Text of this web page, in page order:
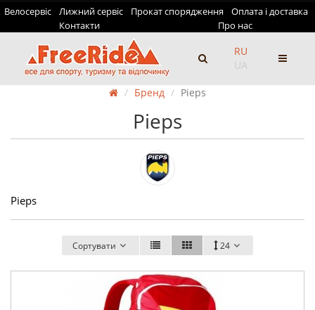
Велосервіс Лижний сервіс Прокат спорядження
Оплата і доставка
Контакти
Про нас
RU
UA
Бренд Pieps
Pieps
Pieps
Сортувати 24